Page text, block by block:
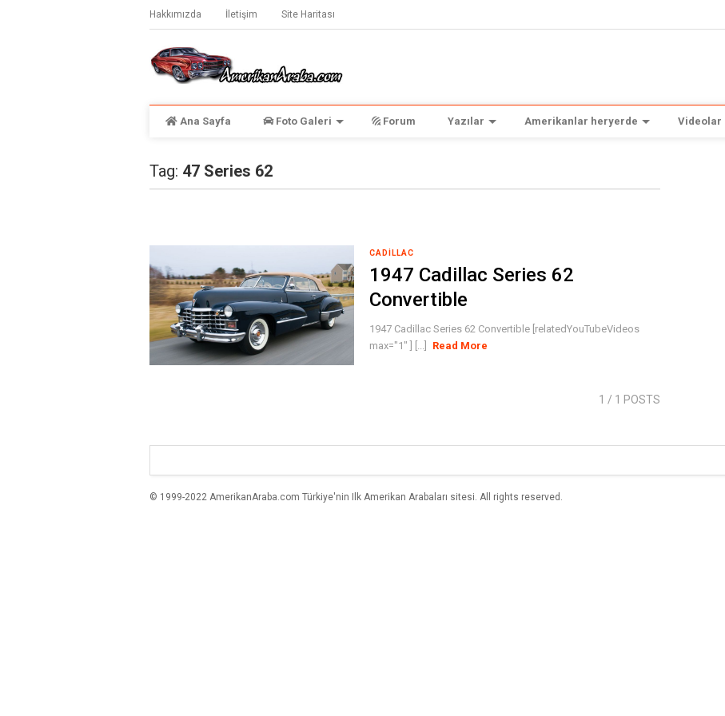
Hakkımızda İletişim Site Haritası
Ana Sayfa Foto Galeri Forum Yazılar Amerikanlar heryerde Videolar
Tag: 47 Series 62
CADILLAC
1947 Cadillac Series 62
Convertible
1947 Cadillac Series 62 Convertible [relatedYouTubeVideos
max="1" ] [...]
Read More
1 / 1 POSTS
© 1999-2022 AmerikanAraba.com Türkiye'nin Ilk Amerikan Arabaları sitesi. All rights reserved.